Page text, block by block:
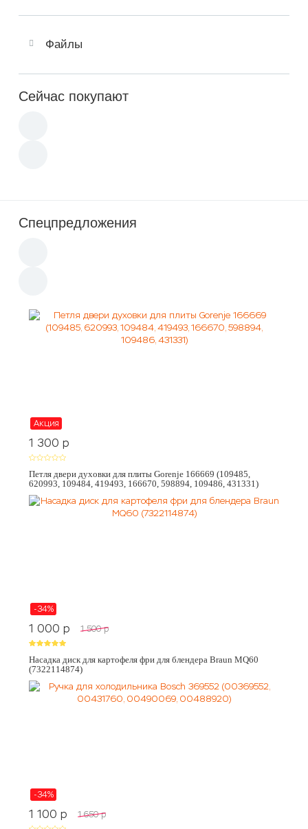
Файлы
Сейчас покупают
Спецпредложения
Акция
1 300 p
Петля двери духовки для плиты Gorenje 166669 (109485,
620993, 109484, 419493, 166670, 598894, 109486, 431331)
-34%
1 000 p 1 500 p
Насадка диск для картофеля фри для блендера Braun MQ60
(7322114874)
-34%
1 100 p 1 650 p